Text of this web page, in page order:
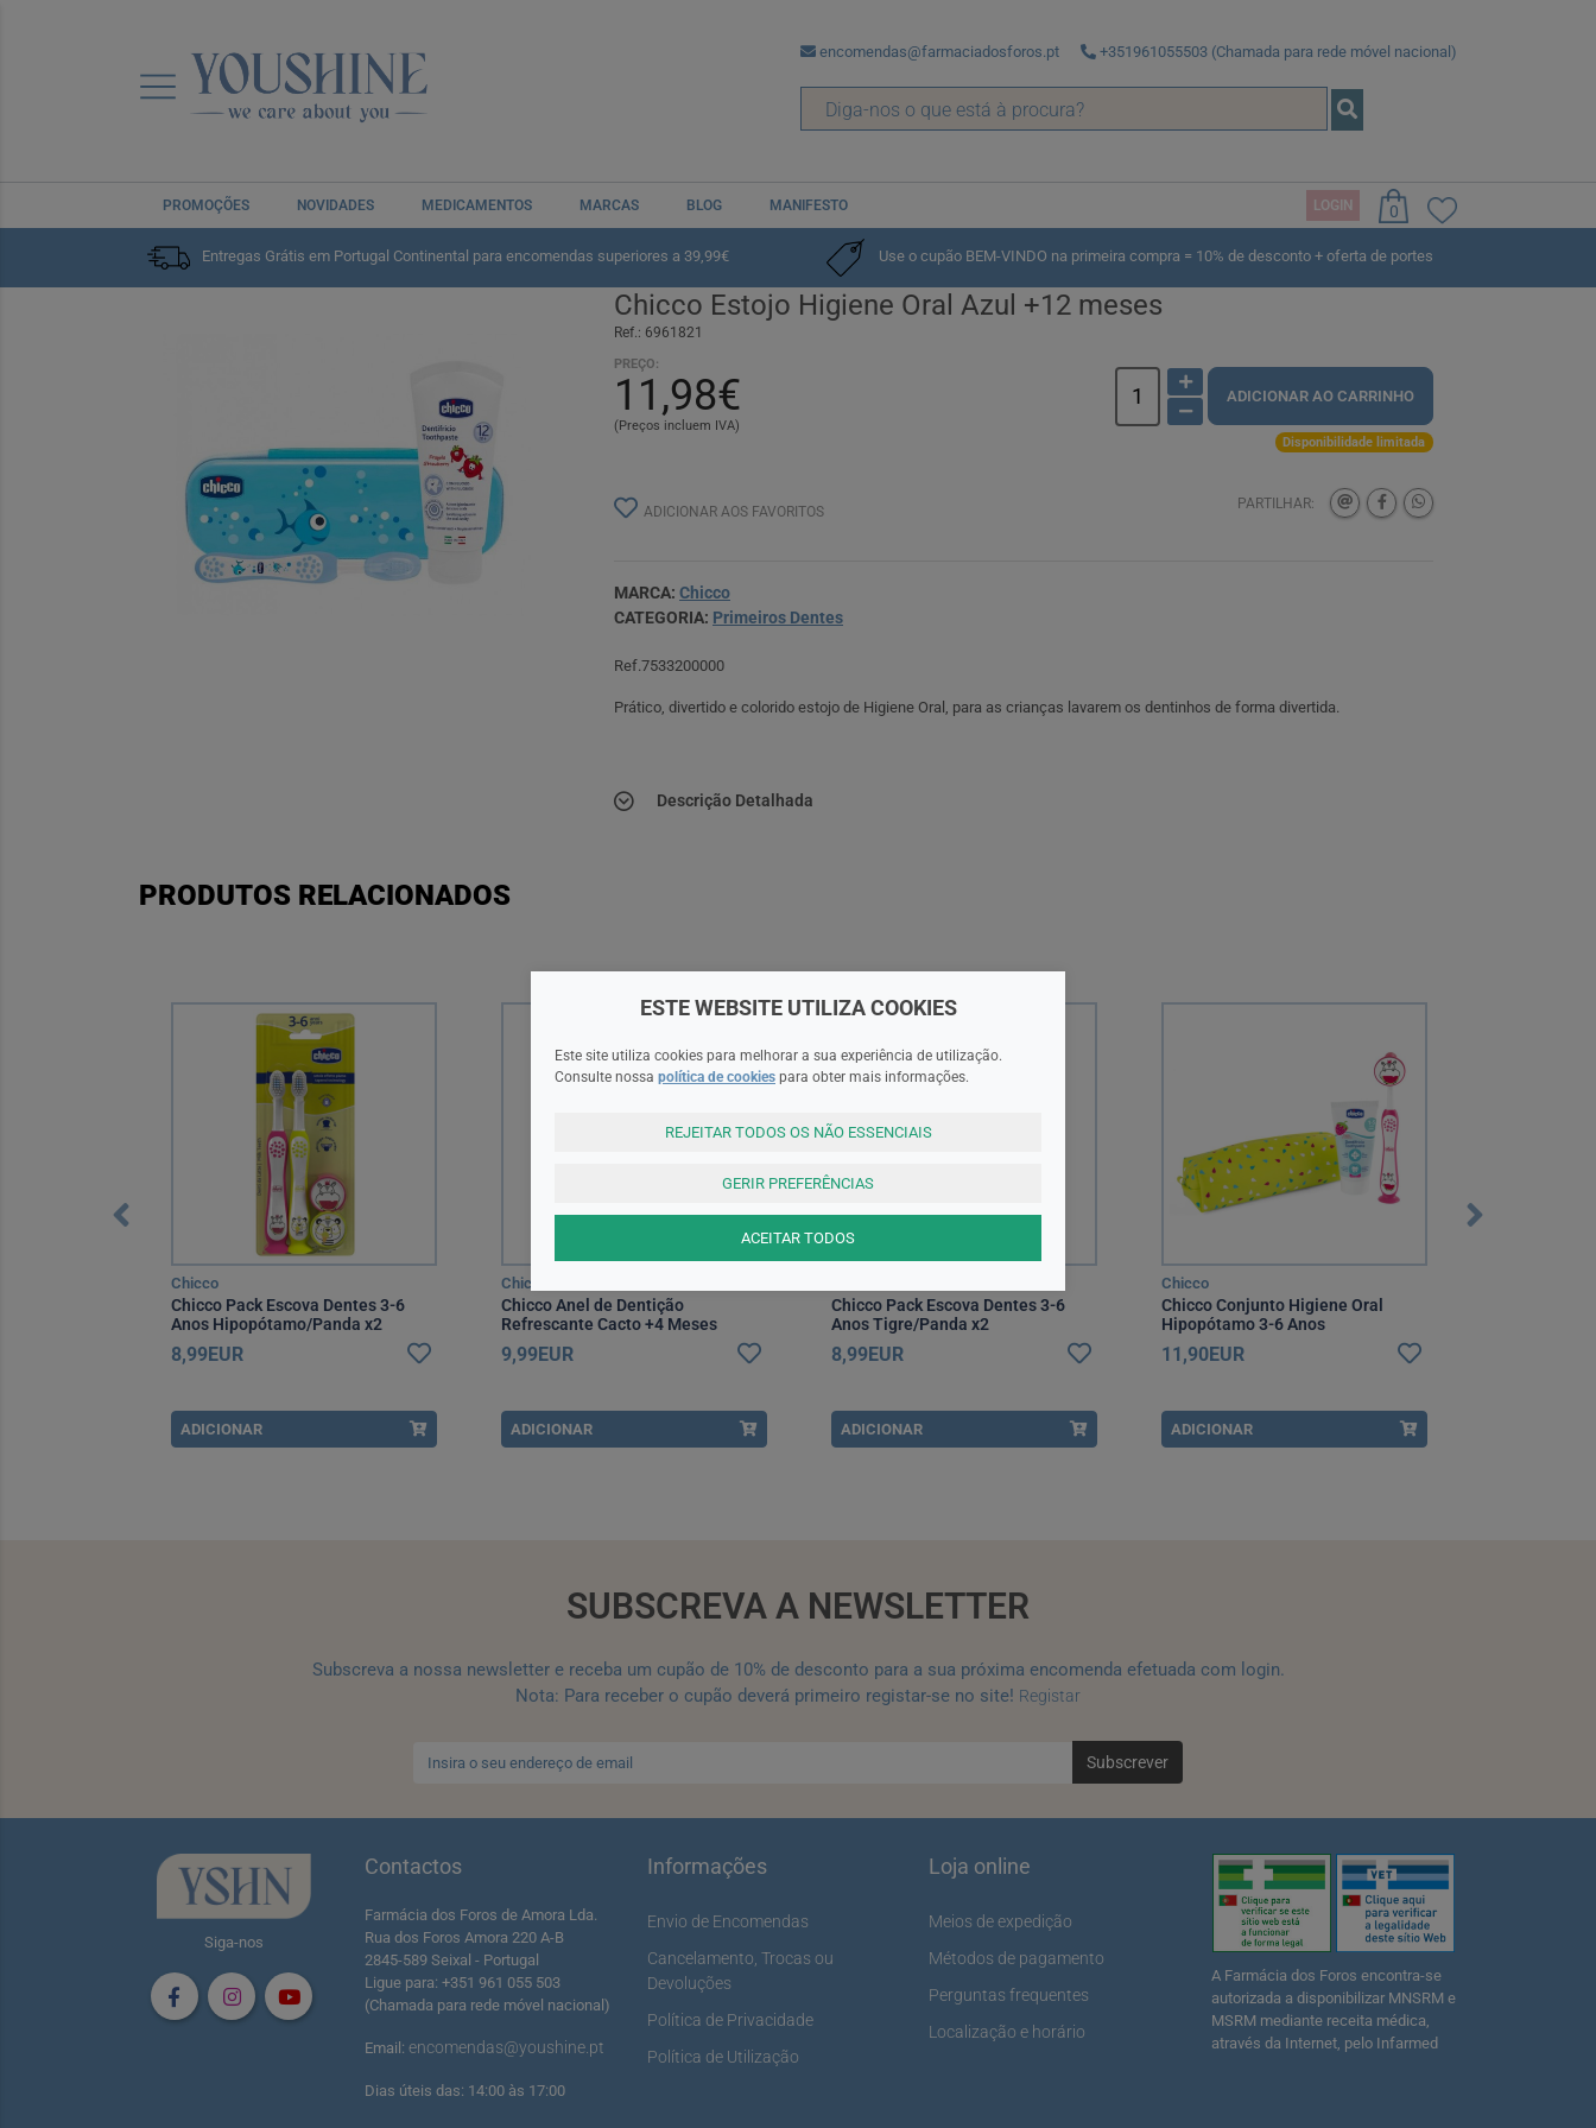
encomendas@farmaciadosforos.pt +351961055503 (Chamada para rede móvel nacional)
PROMOÇÕES NOVIDADES MEDICAMENTOS MARCAS BLOG MANIFESTO LOGIN 0
Entregas Grátis em Portugal Continental para encomendas superiores a 39,99€ Use o cupão BEM-VINDO na primeira compra = 10% de desconto + oferta de portes
Chicco Estojo Higiene Oral Azul +12 meses
Ref.: 6961821
PREÇO:
11,98€
(Preços incluem IVA)
ADICIONAR AO CARRINHO
Disponibilidade limitada
ADICIONAR AOS FAVORITOS PARTILHAR:
MARCA: Chicco
CATEGORIA: Primeiros Dentes
Ref.7533200000
Prático, divertido e colorido estojo de Higiene Oral, para as crianças lavarem os dentinhos de forma divertida.
Descrição Detalhada
PRODUTOS RELACIONADOS
Chicco
Chicco Pack Escova Dentes 3-6
Anos Hipopótamo/Panda x2
8,99EUR
ADICIONAR
Chicco
Chicco Anel de Dentição
Refrescante Cacto +4 Meses
9,99EUR
ADICIONAR
Chicco Pack Escova Dentes 3-6
Anos Tigre/Panda x2
8,99EUR
ADICIONAR
Chicco
Chicco Conjunto Higiene Oral
Hipopótamo 3-6 Anos
11,90EUR
ADICIONAR
SUBSCREVA A NEWSLETTER
Subscreva a nossa newsletter e receba um cupão de 10% de desconto para a sua próxima encomenda efetuada com login.
Nota: Para receber o cupão deverá primeiro registar-se no site! Registar
Subscrever
Siga-nos
Contactos
Farmácia dos Foros de Amora Lda.
Rua dos Foros Amora 220 A-B
2845-589 Seixal - Portugal
Ligue para: +351 961 055 503
(Chamada para rede móvel nacional)
Email: encomendas@youshine.pt
Dias úteis das: 14:00 às 17:00
Informações
Envio de Encomendas
Cancelamento, Trocas ou
Devoluções
Política de Privacidade
Política de Utilização
Loja online
Meios de expedição
Métodos de pagamento
Perguntas frequentes
Localização e horário
A Farmácia dos Foros encontra-se
autorizada a disponibilizar MNSRM e
MSRM mediante receita médica,
através da Internet, pelo Infarmed
ESTE WEBSITE UTILIZA COOKIES
Este site utiliza cookies para melhorar a sua experiência de utilização.
Consulte nossa política de cookies para obter mais informações.
REJEITAR TODOS OS NÃO ESSENCIAIS
GERIR PREFERÊNCIAS
ACEITAR TODOS